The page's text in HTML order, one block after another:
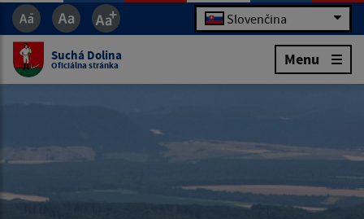
Slovenčina
Suchá Dolina
Oficiálna stránka Menu